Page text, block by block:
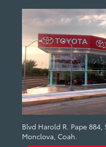
Blvd Harold R. Pape
Monclova, Coah.